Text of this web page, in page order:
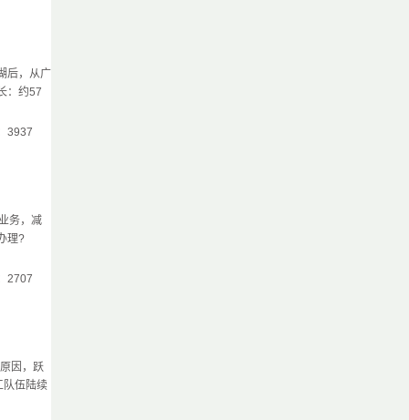
后，从广
：约57
3937
务，减
办理?
2707
因，跃
队伍陆续